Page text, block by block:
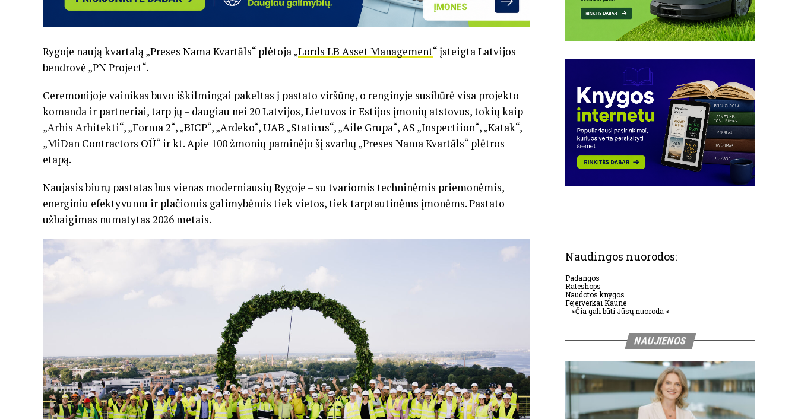
Rygoje naują kvartalą „Preses Nama Kvartāls“ plėtoja „Lords LB Asset Management“ įsteigta Latvijos
bendrovė „PN Project“.
Ceremonijoje vainikas buvo iškilmingai pakeltas į pastato viršūnę, o renginyje susibūrė visa projekto
komanda ir partneriai, tarp jų – daugiau nei 20 Latvijos, Lietuvos ir Estijos įmonių atstovus, tokių kaip
„Arhis Arhitekti“, „Forma 2“, „BICP“, „Ardeko“, UAB „Staticus“, „Aile Grupa“, AS „Inspectiion“, „Katak“,
„MiDan Contractors OÜ“ ir kt. Apie 100 žmonių paminėjo šį svarbų „Preses Nama Kvartāls“ plėtros
etapą.
Naujasis biurų pastatas bus vienas moderniausių Rygoje – su tvariomis techninėmis priemonėmis,
energiniu efektyvumu ir plačiomis galimybėmis tiek vietos, tiek tarptautinėms įmonėms. Pastato
užbaigimas numatytas 2026 metais.
Naudingos nuorodos:
Padangos
Rateshops
Naudotos knygos
Fejerverkai Kaune
-->Čia gali būti Jūsų nuoroda <--
NAUJIENOS